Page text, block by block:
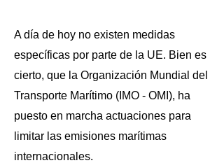
A día de hoy no existen medidas
específicas por parte de la UE. Bien es
cierto, que la Organización Mundial del
Transporte Marítimo (IMO - OMI), ha
puesto en marcha actuaciones para
limitar las emisiones marítimas
internacionales.